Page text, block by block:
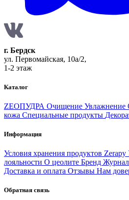
г. Бердск
ул. Первомайская, 10а/2,
1-2 этаж
Каталог
ZEOПУДРА Очищение Увлажнение
кожа Специальные продукты
Информация
Условия хранения продуктов Zerapy
лояльности О цеолите Бренд Журнал
Доставка и оплата Отзывы Нам
Обратная связь